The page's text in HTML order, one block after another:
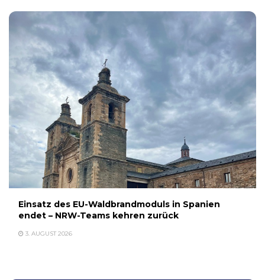
Einsatz des EU-Waldbrandmoduls in Spanien
endet – NRW-Teams kehren zurück
3. AUGUST 2026